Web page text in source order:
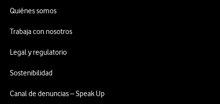
Quiénes somos
Trabaja con nosotros
Legal y regulatorio
Sostenibilidad
Canal de denuncias – Speak Up